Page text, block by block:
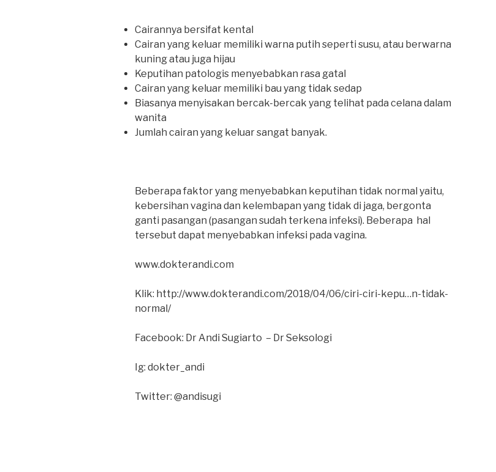
Cairannya bersifat kental
Cairan yang keluar memiliki warna putih seperti susu, atau berwarna
kuning atau juga hijau
Keputihan patologis menyebabkan rasa gatal
Cairan yang keluar memiliki bau yang tidak sedap
Biasanya menyisakan bercak-bercak yang telihat pada celana dalam
wanita
Jumlah cairan yang keluar sangat banyak.
Beberapa faktor yang menyebabkan keputihan tidak normal yaitu,
kebersihan vagina dan kelembapan yang tidak di jaga, bergonta
ganti pasangan (pasangan sudah terkena infeksi). Beberapa hal
tersebut dapat menyebabkan infeksi pada vagina.
www.dokterandi.com
Klik: http://www.dokterandi.com/2018/04/06/ciri-ciri-kepu…n-tidak-
normal/
Facebook: Dr Andi Sugiarto – Dr Seksologi
Ig: dokter_andi
Twitter: @andisugi